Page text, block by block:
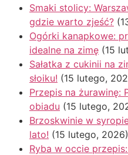
Smaki stolicy:
gdzie warto zjeść?
Ogórki kanapkowe:
idealne na zimę (15
Sałatka z cukinii na
słoiku! (15 lutego,
Przepis na żurawinę:
obiadu (15 lutego,
Brzoskwinie w
lato! (15 lutego, 2026)
Ryba w occie